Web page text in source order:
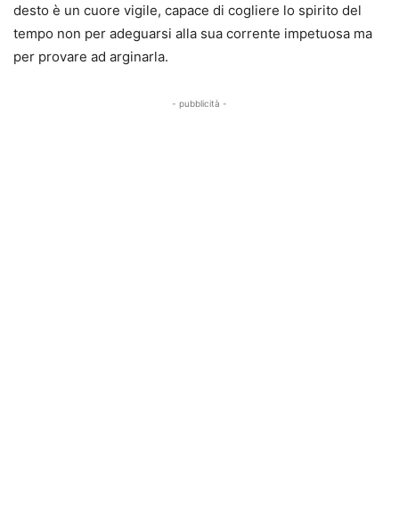
desto è un cuore vigile, capace di cogliere lo spirito del
tempo non per adeguarsi alla sua corrente impetuosa ma
per provare ad arginarla.
- pubblicità -